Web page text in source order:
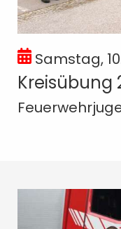
Samstag,
Kreisübung